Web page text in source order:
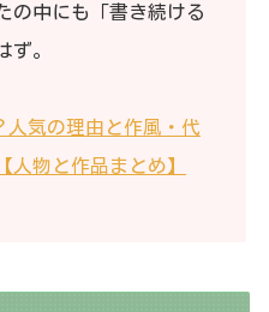
の中にも「書き続ける
ず。
人気の理由と作風・代
人物と作品まとめ】